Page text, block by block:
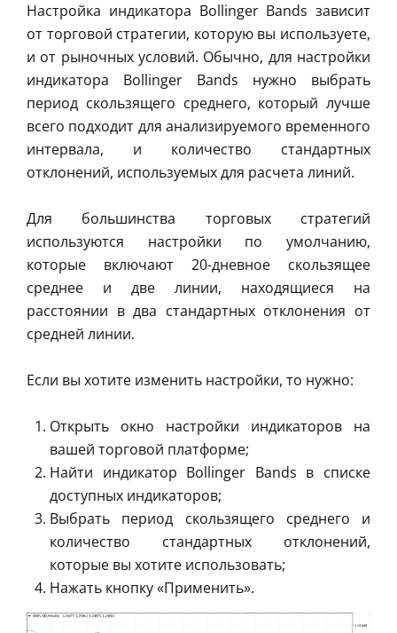
Настройка индикатора Bollinger Bands зависит
от торговой стратегии, которую вы используете,
и от рыночных условий. Обычно, для настройки
индикатора Bollinger Bands нужно выбрать
период скользящего среднего, который лучше
всего подходит для анализируемого временного
интервала, и количество стандартных
отклонений, используемых для расчета линий.
Для большинства торговых стратегий
используются настройки по умолчанию,
которые включают 20-дневное скользящее
среднее и две линии, находящиеся на
расстоянии в два стандартных отклонения от
средней линии.
Если вы хотите изменить настройки, то нужно:
Открыть окно настройки индикаторов на
вашей торговой платформе;
Найти индикатор Bollinger Bands в списке
доступных индикаторов;
Выбрать период скользящего среднего и
количество стандартных отклонений,
которые вы хотите использовать;
Нажать кнопку «Применить».